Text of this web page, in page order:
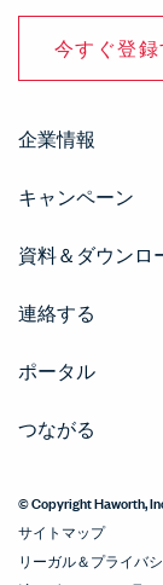
今すぐ登録
企業情報
キャンペーン
資料＆ダウンロ
連絡する
ポータル
つながる
© Copyright Haworth,
サイトマップ
リーガル＆プライバ